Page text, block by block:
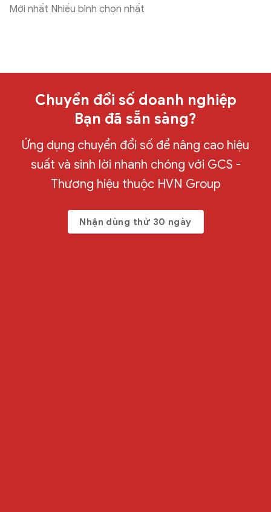
Mới nhất Nhiều bình chọn nhất
Chuyển đổi số doanh nghiệp
Bạn đã sẵn sàng?
Ứng dụng chuyển đổi số để nâng cao hiệu
suất và sinh lời nhanh chóng với GCS -
Thương hiệu thuộc HVN Group
Nhận dùng thử 30 ngày